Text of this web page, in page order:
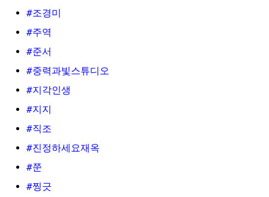
#조경미
#주역
#준서
#중력과빛스튜디오
#지각인생
#지지
#직조
#진정하세요재옥
#쭌
#찡긋